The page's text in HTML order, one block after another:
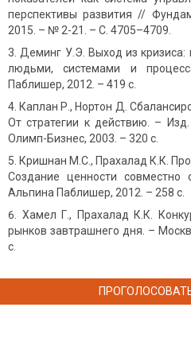
перспективы развития //
2015. – № 2-21. – С. 4705–4709.
Деминг У.Э. Выход из кризиса:
людьми, системами и
Паблишер, 2012. – 419 с.
Каплан Р., Нортон Д.
От стратегии к действию. –
Олимп-Бизнес, 2003. – 320 с.
Кришнан М.С., Прахалад К.К.
Создание ценности
Альпина Паблишер, 2012. – 258 с.
Хамел Г., Прахалад К.К.
рынков завтрашнего дня. –
с.